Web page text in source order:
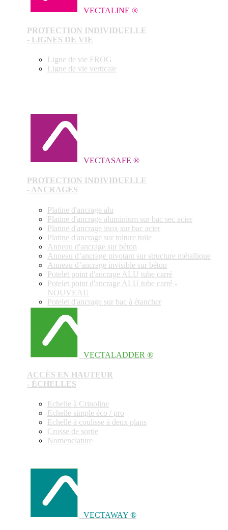
VECTALINE ®
PROTECTION INDIVIDUELLE
- LIGNES DE VIE
Ligne de vie FROG
Ligne de vie verticale
VECTASAFE ®
PROTECTION INDIVIDUELLE
- ANCRAGES
Platine d'ancrage alu
Platine d'ancrage aluminium sur bac sec acier
Platine d'ancrage inox sur bac acier
Platine d'ancrage sur toiture tuile
Anneau d'ancrage sur béton
Anneau d’ancrage pivotant sur structure métallique
Anneau d’ancrage invisible sur béton
Potelet point d'ancrage ALU tube carré
Potelet point d'ancrage ALU tube carré -
NOUVEAU
Potelet d'ancrage sur bac à étancher
VECTALADDER ®
ACCÈS EN HAUTEUR
- ÉCHELLES
Echelle à Crinoline
Echelle simple éco / pro
Echelle à coulisse à deux plans
Crosse de sortie
Nomenclature
VECTAWAY ®